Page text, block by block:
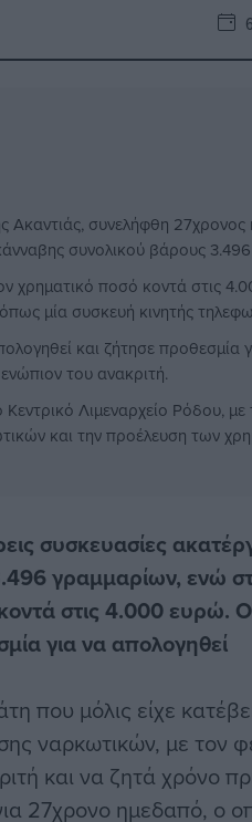
Ακαντιάς, συνελήφθη
συνολικού βάρους
χρηματικό ποσό κοντά στις
μία συσκευή κινητής
και ζήτησε προθεσμία
του ανακριτή.
Λιμεναρχείο Ρόδου, με
και την προέλευση των
συσκευασίες
γραμμαρίων, ενώ
στις 4.000 ευρώ. Ο
για να απολογηθεί
που μόλις είχε
ναρκωτικών, με τον
και να ζητά χρόνο
27χρονο ημεδαπό, ο